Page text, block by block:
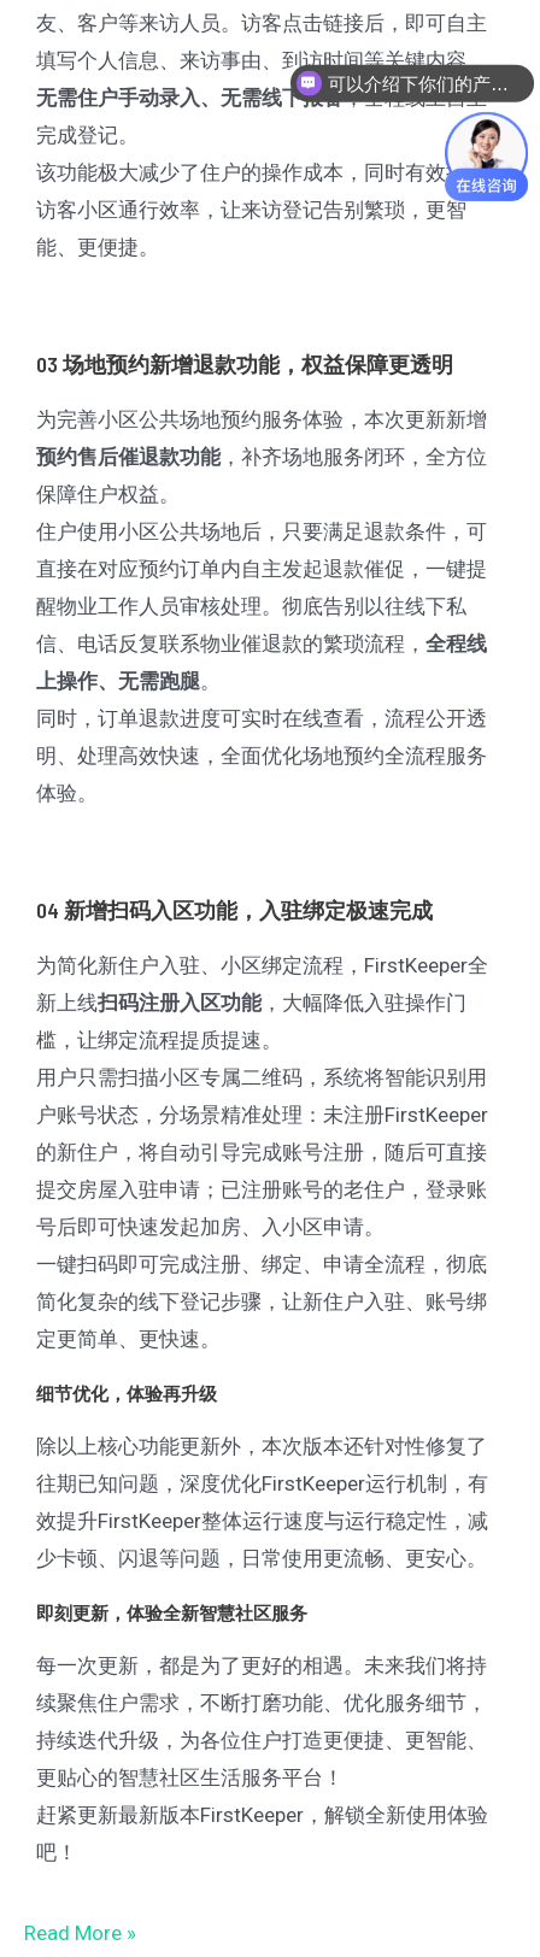
友、客户等来访人员。访客点击链接后，即可自主
填写个人信息、来访事由、到访时间等关键内容，
无需住户手动录入、无需线下报备，全程线上自主
完成登记。
该功能极大减少了住户的操作成本，同时有效提升
访客小区通行效率，让来访登记告别繁琐，更智
能、更便捷。
03 场地预约新增退款功能，权益保障更透明
为完善小区公共场地预约服务体验，本次更新新增
预约售后催退款功能，补齐场地服务闭环，全方位
保障住户权益。
住户使用小区公共场地后，只要满足退款条件，可
直接在对应预约订单内自主发起退款催促，一键提
醒物业工作人员审核处理。彻底告别以往线下私
信、电话反复联系物业催退款的繁琐流程， 全程线
上操作、无需跑腿。
同时，订单退款进度可实时在线查看，流程公开透
明、处理高效快速，全面优化场地预约全流程服务
体验。
04 新增扫码入区功能，入驻绑定极速完成
为简化新住户入驻、小区绑定流程，FirstKeeper全
新上线扫码注册入区功能，大幅降低入驻操作门
槛，让绑定流程提质提速。
用户只需扫描小区专属二维码，系统将智能识别用
户账号状态，分场景精准处理：未注册FirstKeeper
的新住户，将自动引导完成账号注册，随后可直接
提交房屋入驻申请；已注册账号的老住户，登录账
号后即可快速发起加房、入小区申请。
一键扫码即可完成注册、绑定、申请全流程，彻底
简化复杂的线下登记步骤，让新住户入驻、账号绑
定更简单、更快速。
细节优化，体验再升级
除以上核心功能更新外，本次版本还针对性修复了
往期已知问题，深度优化FirstKeeper运行机制，有
效提升FirstKeeper整体运行速度与运行稳定性，减
少卡顿、闪退等问题，日常使用更流畅、更安心。
即刻更新，体验全新智慧社区服务
每一次更新，都是为了更好的相遇。未来我们将持
续聚焦住户需求，不断打磨功能、优化服务细节，
持续迭代升级，为各位住户打造更便捷、更智能、
更贴心的智慧社区生活服务平台！
赶紧更新最新版本FirstKeeper，解锁全新使用体验
吧！
Read More »
可以介绍下你们的产品么